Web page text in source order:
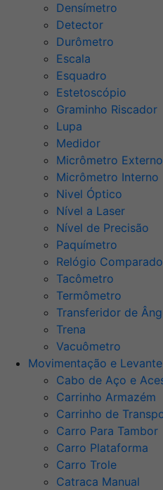
Densímetro
Detector
Durômetro
Escala
Esquadro
Estetoscópio
Graminho Riscador
Lupa
Medidor
Micrômetro Externo
Micrômetro Interno
Nivel Óptico
Nível a Laser
Nível de Precisão
Paquímetro
Relógio
Tacômetro
Termômetro
Transferidor de
Trena
Vacuômetro
Movimentação e Levante
Cabo de Aço e
Carrinho Armazém
Carrinho de
Carro Para Tambor
Carro Plataforma
Carro Trole
Catraca Manual